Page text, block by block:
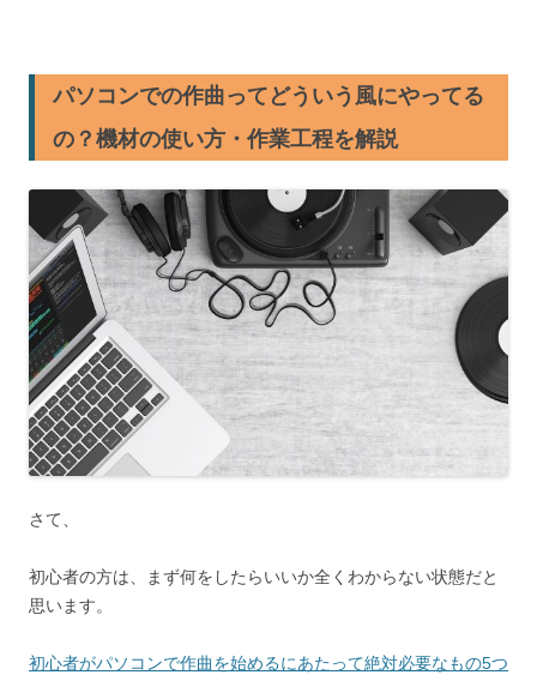
パソコンでの作曲ってどういう風にやってる
の？機材の使い方・作業工程を解説
さて、
初心者の方は、まず何をしたらいいか全くわからない状態だと
思います。
初心者がパソコンで作曲を始めるにあたって絶対必要なもの5つ